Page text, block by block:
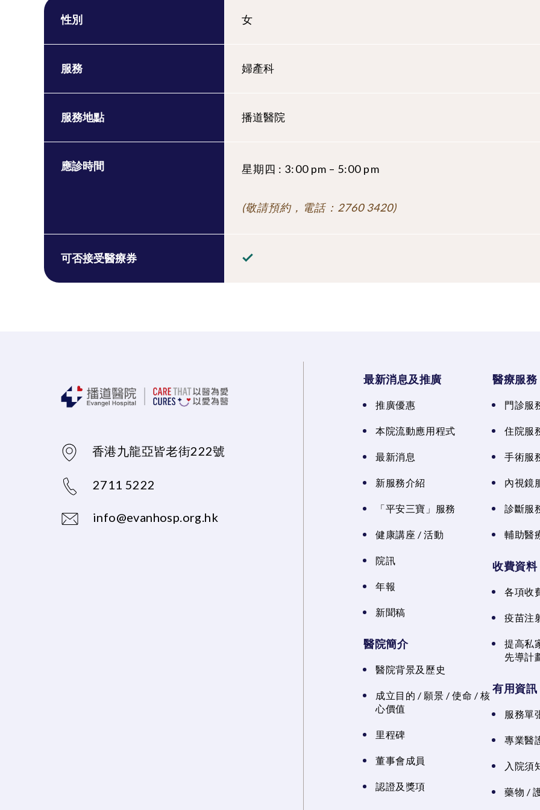
性別 女
服務 婦產科
服務地點 播道醫院
應診時間 星期四 : 3:00 pm – 5:00 pm
(敬請預約，電話：2760 3420)
可否接受醫療券
香港九龍亞皆老街222號
2711 5222
info@evanhosp.org.hk
最新消息及推廣
推廣優惠
本院流動應用程式
最新消息
新服務介紹
「平安三寶」服務
健康講座 / 活動
院訊
年報
新聞稿
醫院簡介
醫院背景及歷史
成立目的 / 願景 / 使命 / 核
心價值
里程碑
董事會成員
認證及獎項
醫療服務
門診服
住院服
手術服
內視鏡
診斷服
輔助醫
收費資料
各項收
疫苗注
提高私
先導計
有用資訊
服務單
專業醫
入院須
藥物 /